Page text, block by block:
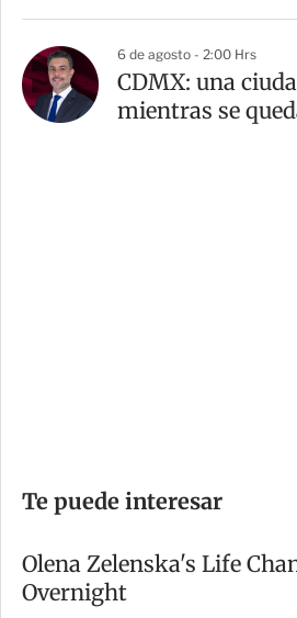
6 de agosto - 2:00 Hrs
CDMX: una
mientras se